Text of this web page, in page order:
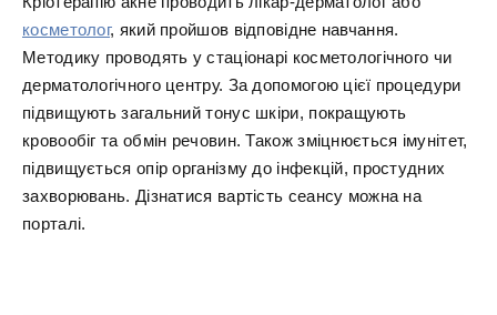
косметолог, який пройшов відповідне навчання.
Методику проводять у стаціонарі косметологічного чи
дерматологічного центру. За допомогою цієї процедури
підвищують загальний тонус шкіри, покращують
кровообіг та обмін речовин. Також зміцнюється імунітет,
підвищується опір організму до інфекцій, простудних
захворювань. Дізнатися вартість сеансу можна на
порталі.